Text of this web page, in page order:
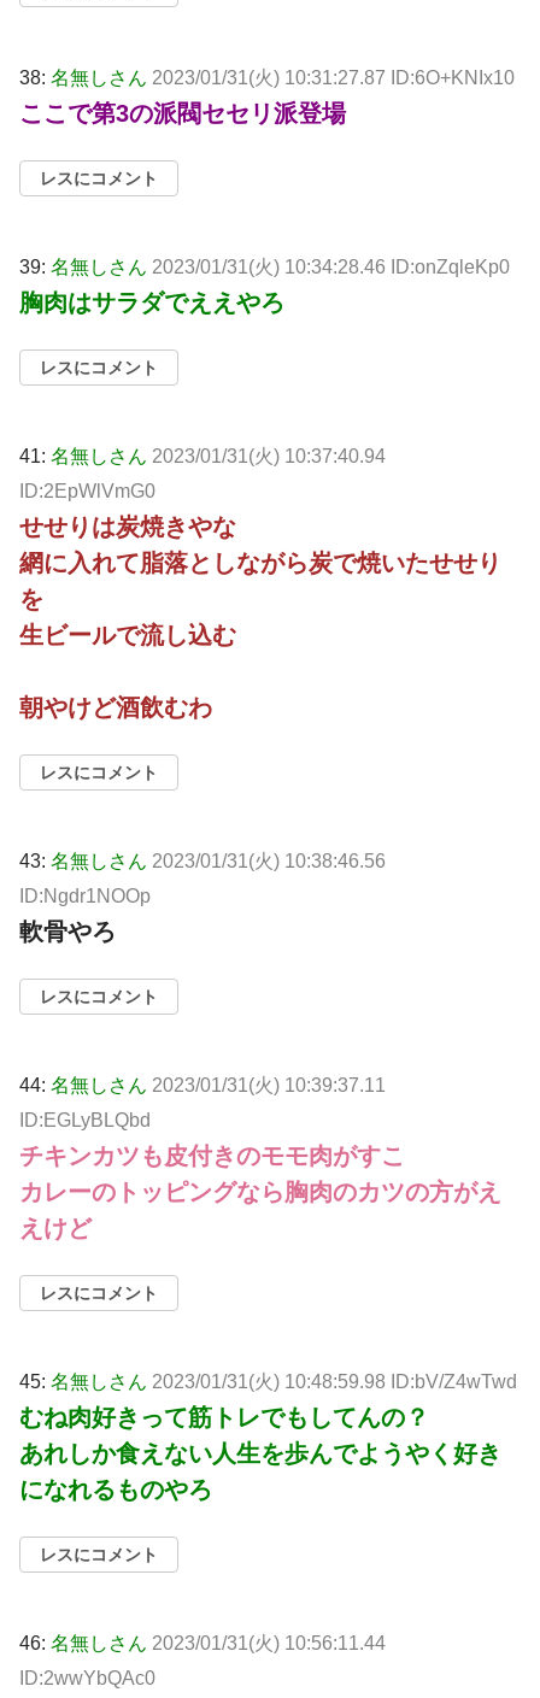
38: 名無しさん 2023/01/31(火) 10:31:27.87 ID:6O+KNIx10
ここで第3の派閥セセリ派登場
レスにコメント
39: 名無しさん 2023/01/31(火) 10:34:28.46 ID:onZqleKp0
胸肉はサラダでええやろ
レスにコメント
41: 名無しさん 2023/01/31(火) 10:37:40.94
ID:2EpWlVmG0
せせりは炭焼きやな
網に入れて脂落としながら炭で焼いたせせり
を
生ビールで流し込む
朝やけど酒飲むわ
レスにコメント
43: 名無しさん 2023/01/31(火) 10:38:46.56
ID:Ngdr1NOOp
軟骨やろ
レスにコメント
44: 名無しさん 2023/01/31(火) 10:39:37.11
ID:EGLyBLQbd
チキンカツも皮付きのモモ肉がすこ
カレーのトッピングなら胸肉のカツの方がえ
えけど
レスにコメント
45: 名無しさん 2023/01/31(火) 10:48:59.98 ID:bV/Z4wTwd
むね肉好きって筋トレでもしてんの？
あれしか食えない人生を歩んでようやく好き
になれるものやろ
レスにコメント
46: 名無しさん 2023/01/31(火) 10:56:11.44
ID:2wwYbQAc0